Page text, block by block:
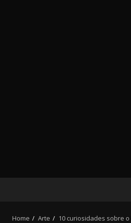
Home Arte 10 curiosidades sobre o